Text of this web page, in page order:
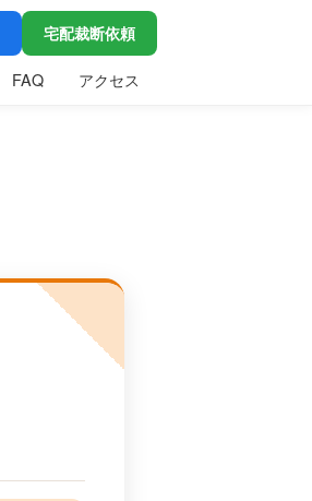
宅配裁断依頼
FAQ アクセス